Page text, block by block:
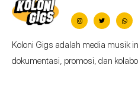
Koloni Gigs adalah media musik
dokumentasi, promosi, dan